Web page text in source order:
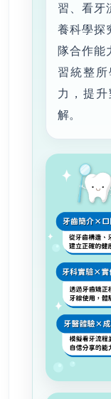
習、看牙
養科學探
隊合作能
習統整
力，提
解。